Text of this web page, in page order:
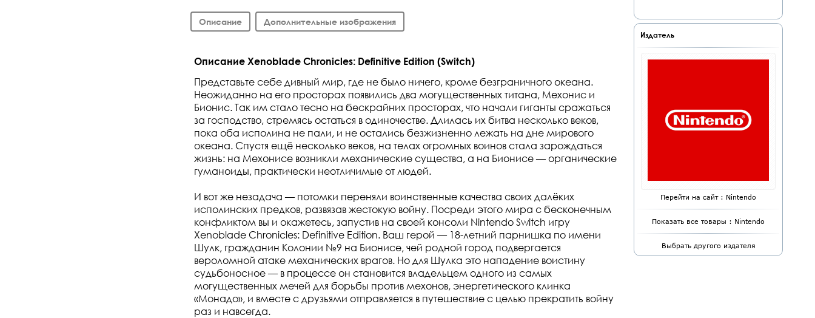
Описание Дополнительные изображения
Описание Xenoblade Chronicles: Definitive Edition (Switch)
Представьте себе дивный мир, где не было ничего, кроме безграничного океана.
Неожиданно на его просторах появились два могущественных титана, Мехонис и
Бионис. Так им стало тесно на бескрайних просторах, что начали гиганты сражаться
за господство, стремясь остаться в одиночестве. Длилась их битва несколько веков,
пока оба исполина не пали, и не остались безжизненно лежать на дне мирового
океана. Спустя ещё несколько веков, на телах огромных воинов стала зарождаться
жизнь: на Мехонисе возникли механические существа, а на Бионисе — органические
гуманоиды, практически неотличимые от людей.
И вот же незадача — потомки переняли воинственные качества своих далёких
исполинских предков, развязав жестокую войну. Посреди этого мира с бесконечным
конфликтом вы и окажетесь, запустив на своей консоли Nintendo Switch игру
Xenoblade Chronicles: Definitive Edition. Ваш герой — 18-летний парнишка по имени
Шулк, гражданин Колонии №9 на Бионисе, чей родной город подвергается
вероломной атаке механических врагов. Но для Шулка это нападение воистину
судьбоносное — в процессе он становится владельцем одного из самых
могущественных мечей для борьбы против мехонов, энергетического клинка
«Монадо», и вместе с друзьями отправляется в путешествие с целью прекратить войну
раз и навсегда.
Издатель
Перейти на сайт : Nintendo
Показать все товары : Nintendo
Выбрать другого издателя